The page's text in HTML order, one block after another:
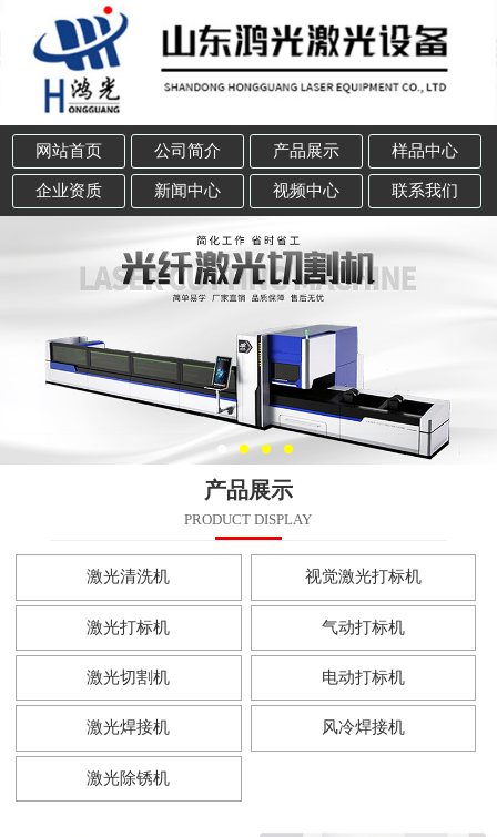
网站首页 公司简介 产品展示 样品中心
企业资质 新闻中心 视频中心 联系我们
产品展示
PRODUCT DISPLAY
激光清洗机 视觉激光打标机
激光打标机 气动打标机
激光切割机 电动打标机
激光焊接机 风冷焊接机
激光除锈机